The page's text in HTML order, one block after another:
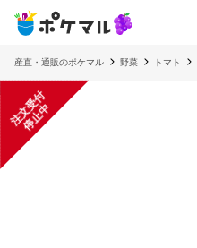
産直・通販のポケマル 野菜 トマト
注
文
受
付
停
止
中